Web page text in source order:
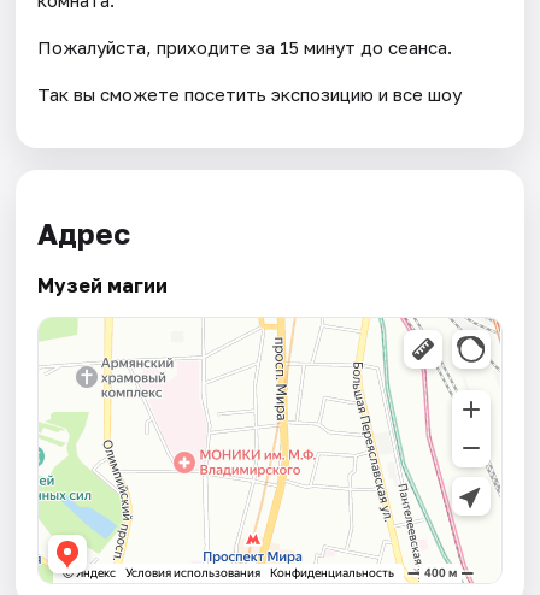
Пожалуйста, приходите за 15 минут до сеанса.
Так вы сможете посетить экспозицию и все шоу
Адрес
Музей магии